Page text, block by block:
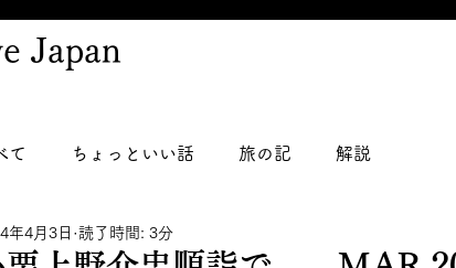
Japan
て ちょっといい話 旅の記 解説
年4月3日 読了時間: 3分